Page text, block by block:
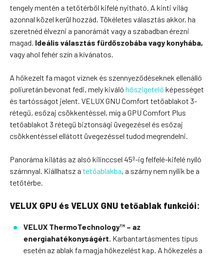
tengely mentén a tetőtérből kifelé nyitható. A kinti világ
azonnal közel kerül hozzád. Tökéletes választás akkor, ha
szeretnéd élvezni a panorámát vagy a szabadban érezni
magad. Ideális választás fürdőszobába vagy konyhába,
vagy ahol fehér szín a kívánatos.
A hőkezelt fa magot víznek és szennyeződéseknek ellenálló
poliuretán bevonat fedi, mely kiváló hőszigetelő képességet
és tartósságot jelent. VELUX GNU Comfort tetőablakot 3-
rétegű, esőzaj csökkentéssel, míg a GPU Comfort Plus
tetőablakot 3 rétegű biztonsági üvegezésel és esőzaj
csökkentéssel ellátott üvegezéssel tudod megrendelni.
Panoráma kilátás az alsó kilinccsel 45º-ig felfelé-kifelé nyíló
szárnnyal. Kiállhatsz a tetőablakba, a szárny nem nyílik be a
tetőtérbe.
VELUX GPU és VELUX GNU tetőablak funkciói:
VELUX ThermoTechnology™ – az
energiahatékonyságért. Karbantartásmentes típus
esetén az ablak fa magja hőkezelést kap. A hőkezelés a